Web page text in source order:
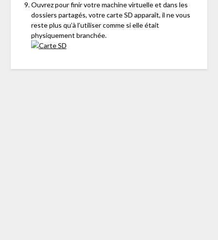
Ouvrez pour finir votre machine virtuelle et dans les
dossiers partagés, votre carte SD apparaît, il ne vous
reste plus qu’à l’utiliser comme si elle était
physiquement branchée.